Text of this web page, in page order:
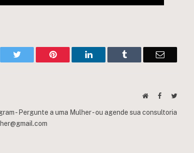
Twitter Pinterest LinkedIn Tumblr Email
WebsiteFacebookTwitter
- Pergunte a uma Mulher - ou agende sua consultoria